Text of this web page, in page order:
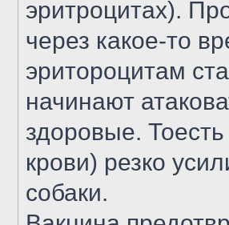
эритроцитах).
через какое-то
эритороцитам
начинают
здоровые.
крови) резко
собаки.